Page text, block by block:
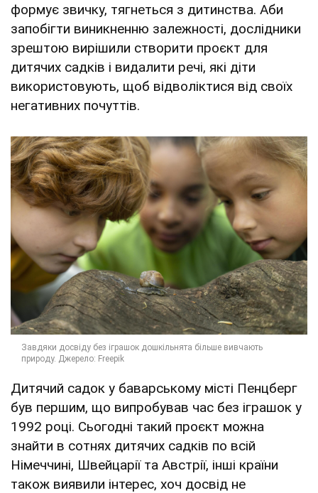
формує звичку, тягнеться з дитинства. Аби
запобігти виникненню залежності, дослідники
зрештою вирішили створити проєкт для
дитячих садків і видалити речі, які діти
використовують, щоб відволіктися від своїх
негативних почуттів.
Дитячий садок у баварському місті Пенцберг
був першим, що випробував час без іграшок у
1992 році. Сьогодні такий проєкт можна
знайти в сотнях дитячих садків по всій
Німеччині, Швейцарії та Австрії, інші країни
також виявили інтерес, хоч досвід не